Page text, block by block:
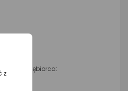
przedsiębiorca:
z